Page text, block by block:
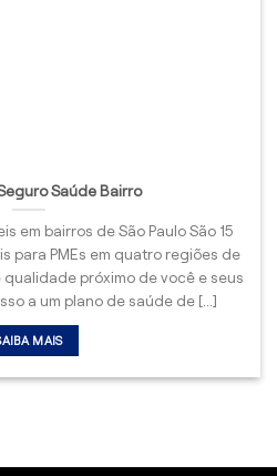
Saúde Bairro
em bairros de São Paulo São 15
para PMEs em quatro regiões de
próximo de você e seus
a um plano de saúde de [...]
MAIS